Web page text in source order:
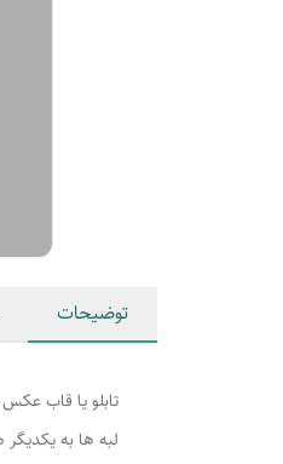
توضیحات
تابلو یا قاب
لبه ها به